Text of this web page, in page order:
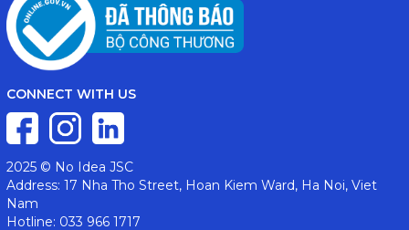
CONNECT WITH US
2025 © No Idea JSC
Address: 17 Nha Tho Street, Hoan Kiem Ward, Ha Noi, Viet
Nam
Hotline: 033 966 1717